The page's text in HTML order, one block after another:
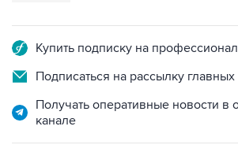
Подписаться на рассылку главных
Получать оперативные новости в